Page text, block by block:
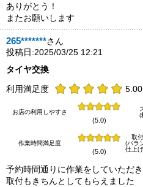
ありがとう！
またお願いします
265*******さん
投稿日:2025/03/25 12:21
タイヤ交換
利用満足度
5.00
お店の利用しやすさ
(5.0)
(
作業時間満足度
(5.0)
取
(バラ
仕上
予約時間通りに作業をしていただき
取付もきちんとしてもらえました